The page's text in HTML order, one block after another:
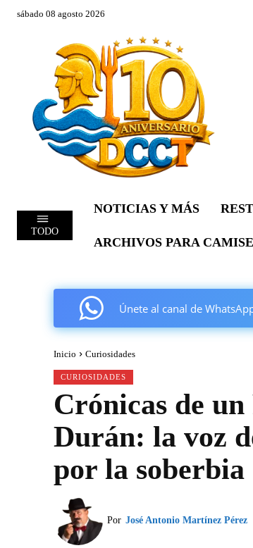
sábado 08 agosto 2026
TODO
NOTICIAS Y MÁS
ARCHIVOS PARA
Únete al canal de
Inicio Curiosidades
CURIOSIDADES
Crónicas de
Durán: la voz
por la soberbia
Por José Antonio Martínez Pérez